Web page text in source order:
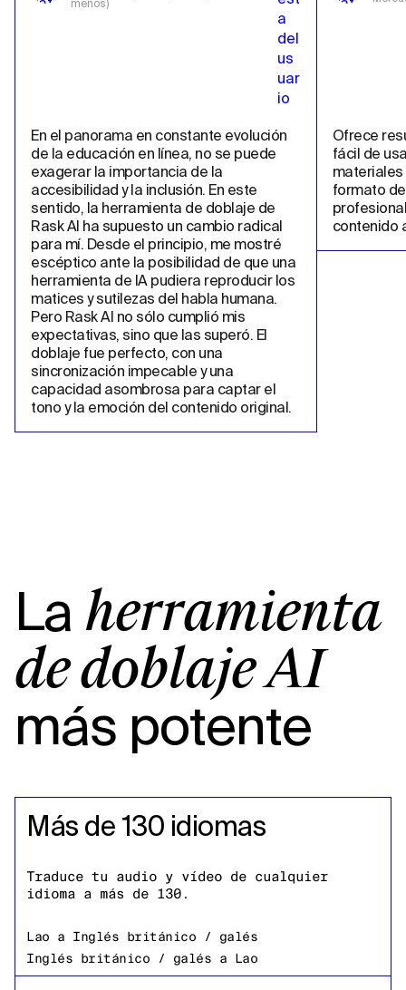
menos)
En el panorama en constante evolución
de la educación en línea, no se puede
exagerar la importancia de la
accesibilidad y la inclusión. En este
sentido, la herramienta de doblaje de
Rask AI ha supuesto un cambio radical
para mí. Desde el principio, me mostré
escéptico ante la posibilidad de que una
herramienta de IA pudiera reproducir los
matices y sutilezas del habla humana.
Pero Rask AI no sólo cumplió mis
expectativas, sino que las superó. El
doblaje fue perfecto, con una
sincronización impecable y una
capacidad asombrosa para captar el
tono y la emoción del contenido original.
Ofrece
fácil de
materiales
formato
contenido
La herramienta
de doblaje AI
más potente
Más de 130 idiomas
Traduce tu audio y vídeo de cualquier
idioma a más de 130.
Lao a Inglés británico / galés
Inglés británico / galés a Lao